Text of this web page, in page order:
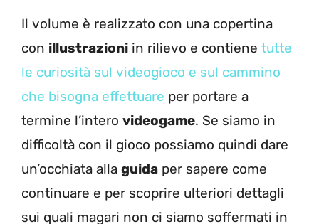
Il volume è realizzato con una copertina
con illustrazioni in rilievo e contiene tutte
le curiosità sul videogioco e sul cammino
che bisogna effettuare per portare a
termine l’intero videogame. Se siamo in
difficoltà con il gioco possiamo quindi dare
un’occhiata alla guida per sapere come
continuare e per scoprire ulteriori dettagli
sui quali magari non ci siamo soffermati in